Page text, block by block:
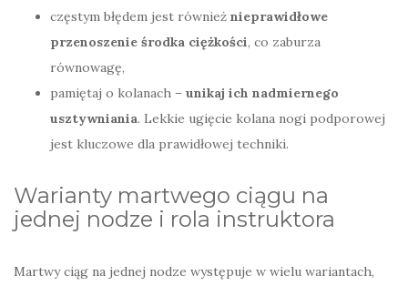
częstym błędem jest również nieprawidłowe
przenoszenie środka ciężkości, co zaburza
równowagę,
pamiętaj o kolanach – unikaj ich nadmiernego
usztywniania. Lekkie ugięcie kolana nogi podporowej
jest kluczowe dla prawidłowej techniki.
Warianty martwego ciągu na
jednej nodze i rola instruktora
Martwy ciąg na jednej nodze występuje w wielu wariantach,